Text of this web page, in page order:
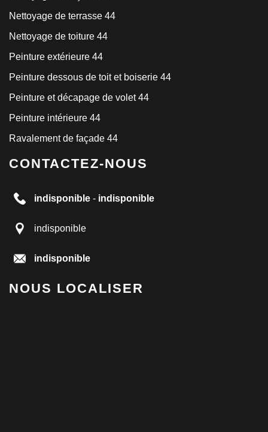
Nettoyage de terrasse 44
Nettoyage de toiture 44
Peinture extérieure 44
Peinture dessous de toit et boiserie 44
Peinture et décapage de volet 44
Peinture intérieure 44
Ravalement de façade 44
CONTACTEZ-NOUS
indisponible - indisponible
indisponible
indisponible
NOUS LOCALISER